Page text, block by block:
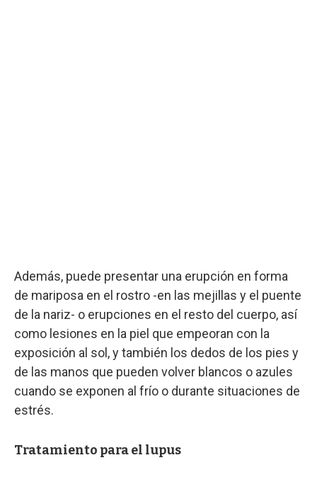
Además, puede presentar una erupción en forma
de mariposa en el rostro -en las mejillas y el puente
de la nariz- o erupciones en el resto del cuerpo, así
como lesiones en la piel que empeoran con la
exposición al sol, y también los dedos de los pies y
de las manos que pueden volver blancos o azules
cuando se exponen al frío o durante situaciones de
estrés.
Tratamiento para el lupus